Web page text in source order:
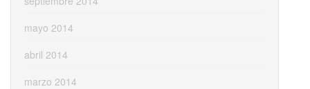
mayo 2014
abril 2014
marzo 2014